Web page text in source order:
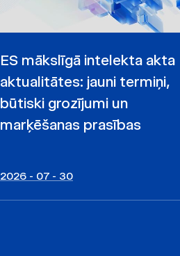
ES mākslīgā intelekta akta
aktualitātes: jauni termiņi,
būtiski grozījumi un
marķēšanas prasības
2026 - 07 - 30